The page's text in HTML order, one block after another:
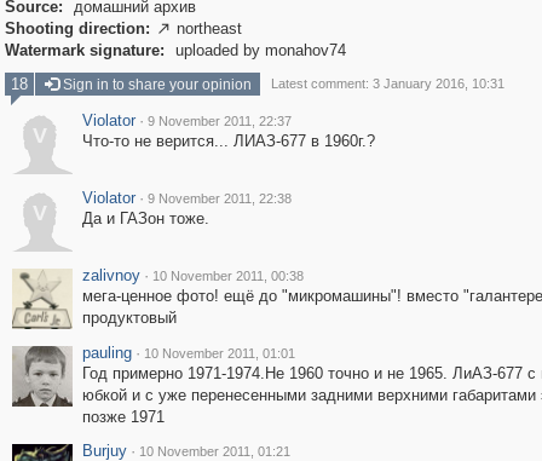
Source:
домашний архив
Shooting direction:  northeast
Watermark signature:
uploaded by monahov74
18
Sign in to share your opinion Latest comment: 3 January 2016, 10:31
V
Violator · 9 November 2011, 22:37
Что-то не верится... ЛИАЗ-677 в 1960г.?
V
Violator · 9 November 2011, 22:38
Да и ГАЗон тоже.
zalivnoy · 10 November 2011, 00:38
мега-ценное фото! ещё до "микромашины"! вместо
продуктовый
pauling · 10 November 2011, 01:01
Год примерно 1971-1974.Не 1960 точно и не 1965. ЛиАЗ-677 с
юбкой и с уже перенесенными задними верхними габаритами
позже 1971
Burjuy · 10 November 2011, 01:21